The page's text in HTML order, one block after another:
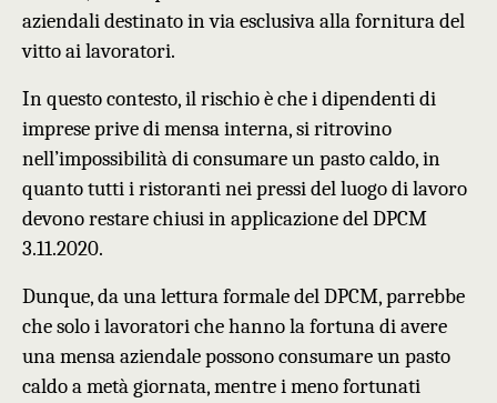
aziendali destinato in via esclusiva alla fornitura del
vitto ai lavoratori.
In questo contesto, il rischio è che i dipendenti di
imprese prive di mensa interna, si ritrovino
nell’impossibilità di consumare un pasto caldo, in
quanto tutti i ristoranti nei pressi del luogo di lavoro
devono restare chiusi in applicazione del DPCM
3.11.2020.
Dunque, da una letturaformaledel DPCM, parrebbe
che solo i lavoratori che hanno la fortuna di avere
una mensa aziendale possono consumare un pasto
caldoa metà giornata, mentre imeno fortunati